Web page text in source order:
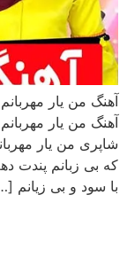
آهنگ من یار
آهنگ من یار
شاپری من یار
که بی زبانم پندت
با سود و بی زیانم